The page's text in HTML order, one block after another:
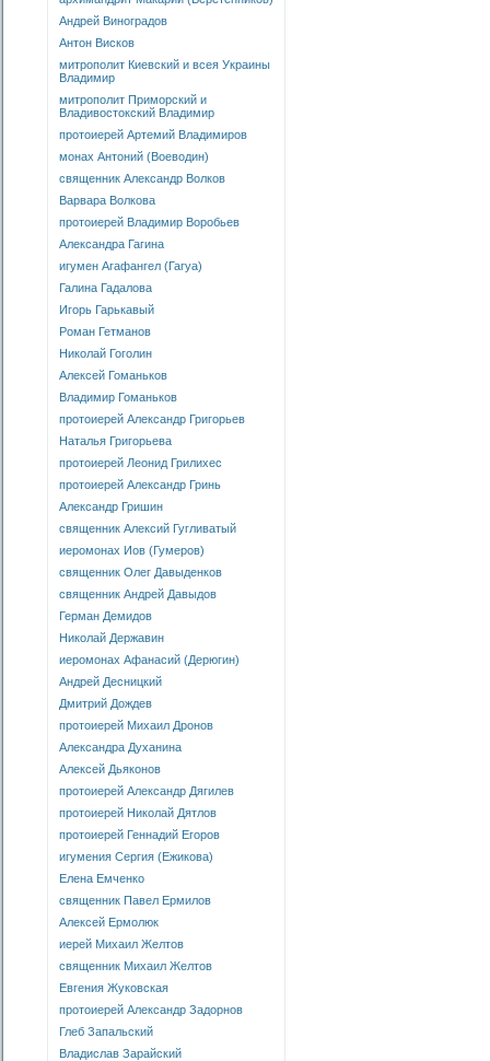
Андрей Виноградов
Антон Висков
митрополит Киевский и всея Украины
Владимир
митрополит Приморский и
Владивостокский Владимир
протоиерей Артемий Владимиров
монах Антоний (Воеводин)
священник Александр Волков
Варвара Волкова
протоиерей Владимир Воробьев
Александра Гагина
игумен Агафангел (Гагуа)
Галина Гадалова
Игорь Гарькавый
Роман Гетманов
Николай Гоголин
Алексей Гоманьков
Владимир Гоманьков
протоиерей Александр Григорьев
Наталья Григорьева
протоиерей Леонид Грилихес
протоиерей Александр Гринь
Александр Гришин
священник Алексий Гугливатый
иеромонах Иов (Гумеров)
священник Олег Давыденков
священник Андрей Давыдов
Герман Демидов
Николай Державин
иеромонах Афанасий (Дерюгин)
Андрей Десницкий
Дмитрий Дождев
протоиерей Михаил Дронов
Александра Духанина
Алексей Дьяконов
протоиерей Александр Дягилев
протоиерей Николай Дятлов
протоиерей Геннадий Егоров
игумения Сергия (Ежикова)
Елена Емченко
священник Павел Ермилов
Алексей Ермолюк
иерей Михаил Желтов
священник Михаил Желтов
Евгения Жуковская
протоиерей Александр Задорнов
Глеб Запальский
Владислав Зарайский